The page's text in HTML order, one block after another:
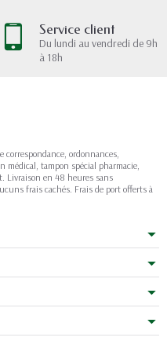
et vos références
rendez-vous
votre prise de rendez-
vers votre
réduit une partie des
avec le fond :
Un design sobre,
reste le plus
moderne
vousavec QR Code
Service client
Du lundi au vendredi de 9h
à 18h
correspondance, ordonnances,
médical, tampon spécial pharmacie,
Livraison en 48 heures sans
frais cachés. Frais de port offerts à